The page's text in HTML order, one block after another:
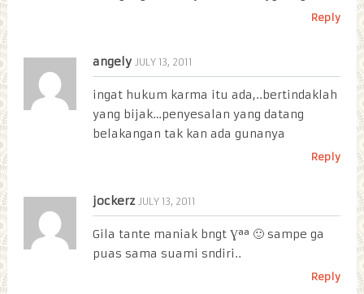
Reply
angely JULY 13, 2011
ingat hukum karma itu ada,..bertindaklah
yang bijak…penyesalan yang datang
belakangan tak kan ada gunanya
Reply
jockerz JULY 13, 2011
Gila tante maniak bngt Ɣªª 🙂 sampe ga
puas sama suami sndiri..
Reply